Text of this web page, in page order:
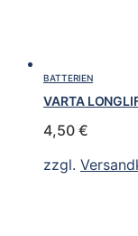
BATTERIEN
VARTA
4,50 €
zzgl.